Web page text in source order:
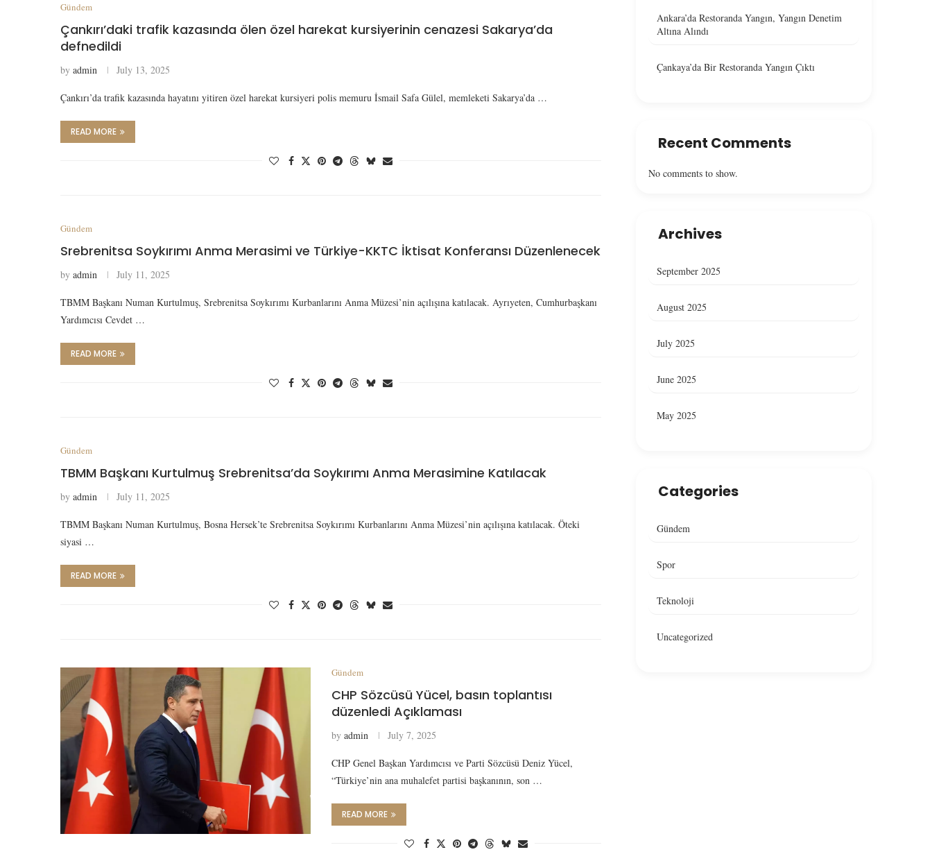
Gündem
Çankırı’daki trafik kazasında ölen özel harekat kursiyerinin cenazesi Sakarya’da
defnedildi
by admin July 13, 2025
Çankırı’da trafik kazasında hayatını yitiren özel harekat kursiyeri polis memuru İsmail Safa Gülel, memleketi Sakarya’da …
READ MORE
Gündem
Srebrenitsa Soykırımı Anma Merasimi ve Türkiye-KKTC İktisat Konferansı Düzenlenecek
by admin July 11, 2025
TBMM Başkanı Numan Kurtulmuş, Srebrenitsa Soykırımı Kurbanlarını Anma Müzesi’nin açılışına katılacak. Ayrıyeten, Cumhurbaşkanı
Yardımcısı Cevdet …
READ MORE
Gündem
TBMM Başkanı Kurtulmuş Srebrenitsa’da Soykırımı Anma Merasimine Katılacak
by admin July 11, 2025
TBMM Başkanı Numan Kurtulmuş, Bosna Hersek’te Srebrenitsa Soykırımı Kurbanlarını Anma Müzesi’nin açılışına katılacak. Öteki
siyasi …
READ MORE
Gündem
CHP Sözcüsü Yücel, basın toplantısı
düzenledi Açıklaması
by admin July 7, 2025
CHP Genel Başkan Yardımcısı ve Parti Sözcüsü Deniz Yücel,
“Türkiye’nin ana muhalefet partisi başkanının, son …
READ MORE
Ankara’da Restoranda Yangın, Yangın Denetim
Altına Alındı
Çankaya’da Bir Restoranda Yangın Çıktı
Recent Comments
No comments to show.
Archives
September 2025
August 2025
July 2025
June 2025
May 2025
Categories
Gündem
Spor
Teknoloji
Uncategorized